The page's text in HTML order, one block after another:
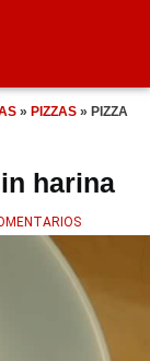
» PIZZAS » PIZZA
harina